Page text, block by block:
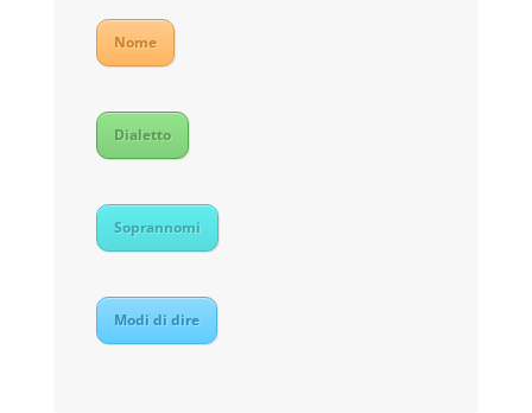
Nome
Dialetto
Soprannomi
Modi di dire